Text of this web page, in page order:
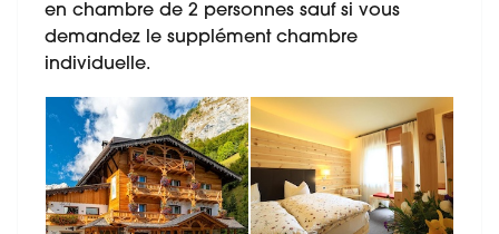
en chambre de 2 personnes sauf si vous
demandez le supplément chambre
individuelle.